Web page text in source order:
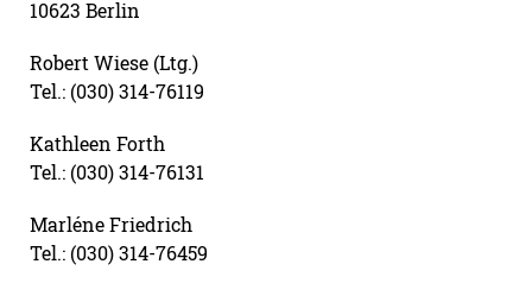
10623 Berlin
Robert Wiese (Ltg.)
Tel.: (030) 314-76119
Kathleen Forth
Tel.: (030) 314-76131
Marléne Friedrich
Tel.: (030) 314-76459